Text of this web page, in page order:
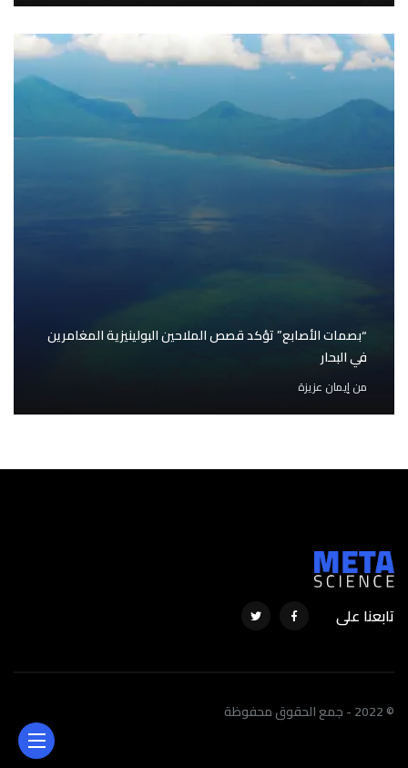
“بصمات الأصابع” تؤكد قصص الملاحين البولينيزية المغامرين
في البحار
منإيمان عزيزة
تابعنا على
© 2022 - جمع الحقوق محفوظة